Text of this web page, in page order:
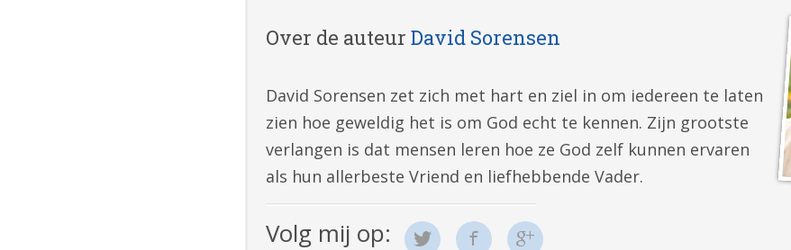
Over de auteur David Sorensen
David Sorensen zet zich met hart en ziel in om iedereen te laten
zien hoe geweldig het is om God echt te kennen. Zijn grootste
verlangen is dat mensen leren hoe ze God zelf kunnen ervaren
als hun allerbeste Vriend en liefhebbende Vader.
Volg mij op: